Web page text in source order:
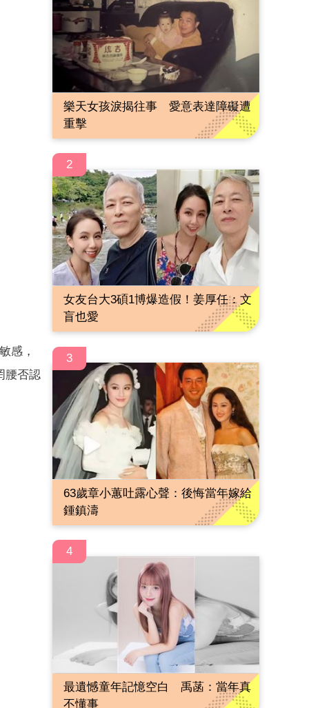
感，
腰否認
樂天女孩淚揭往事 愛意表達障礙遭
重擊
2
女友台大3碩1博爆造假！姜厚任：文
盲也愛
3
63歲章小蕙吐露心聲：後悔當年嫁給
鍾鎮濤
4
最遺憾童年記憶空白 禹菡：當年真
不懂事